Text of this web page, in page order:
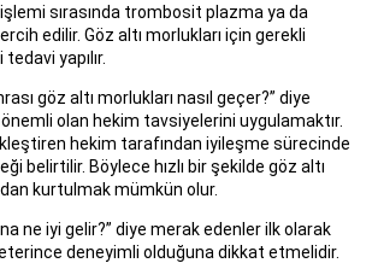
işlemi sırasında trombosit plazma ya da
edilir. Göz altı morlukları için gerekli
yapılır.
göz altı morlukları nasıl geçer?” diye
olan hekim tavsiyelerini uygulamaktır.
hekim tarafından iyileşme sürecinde
belirtilir. Böylece hızlı bir şekilde göz altı
kurtulmak mümkün olur.
ne iyi gelir?” diye merak edenler ilk olarak
deneyimli olduğuna dikkat etmelidir.